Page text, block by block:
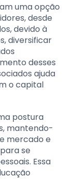
uma opção
desde
devido à
diversificar
desses
ajuda
o capital
postura
mantendo-
mercado e
se
Essa